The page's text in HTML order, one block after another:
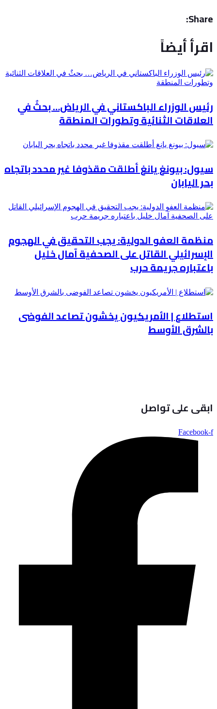
Share:
اقرأ أيضاً
رئيس الوزراء الباكستاني في الرياض… بحثٌ في
العلاقات الثنائية وتطورات المنطقة
سيول: بيونغ يانغ أطلقت مقذوفا غير محدد باتجاه
بحر اليابان
منظمة العفو الدولية: يجب التحقيق في الهجوم
الإسرائيلي القاتل على الصحفية آمال خليل
باعتباره جريمة حرب
استطلاع | الأمريكيون يخشون تصاعد الفوضى
بالشرق الأوسط
ابقى على تواصل
Facebook-f